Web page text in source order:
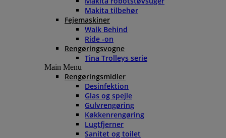
Makita tilbehør
Fejemaskiner
Walk Behind
Ride -on
Rengøringsvogne
Tina Trolleys serie
Main Menu
Rengøringsmidler
Desinfektion
Glas og spejle
Gulvrengøring
Køkkenrengøring
Lugtfjerner
Sanitet og toilet